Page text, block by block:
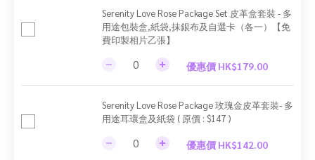
Serenity Love Rose Package Set 皮革盒套裝 - 多
用途包裝盒,紙袋,抹銀布及自選卡（各一）【免
費印製相片乙張】
優惠價 HK$179.00
Serenity Love Rose Package 玫瑰金皮革套裝- 多
用途耳環盒及紙袋 ( 原價 : $147 )
優惠價 HK$142.00